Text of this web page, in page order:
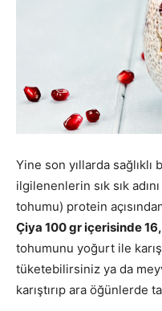
Yine son yıllarda sağlıklı
ilgilenenlerin sık sık
tohumu) protein
Çiya 100 gr içerisinde
tohumunu yoğurt ile
tüketebilirsiniz ya da
karıştırıp ara öğünlerde